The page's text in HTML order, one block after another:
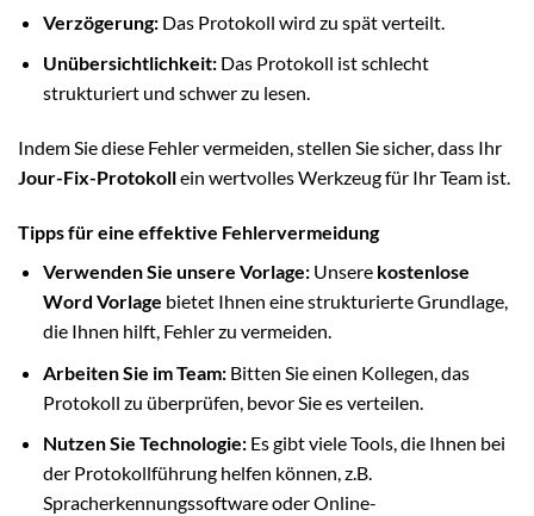
Verzögerung:Das Protokoll wird zu spät verteilt.
Unübersichtlichkeit:Das Protokoll ist schlecht
strukturiert und schwer zu lesen.
Indem Sie diese Fehler vermeiden, stellen Sie sicher, dass Ihr
Jour-Fix-Protokollein wertvolles Werkzeug für Ihr Team ist.
Tipps für eine effektive Fehlervermeidung
Verwenden Sie unsere Vorlage:Unsere kostenlose
Word Vorlage bietet Ihnen eine strukturierte Grundlage,
die Ihnen hilft, Fehler zu vermeiden.
Arbeiten Sie im Team:Bitten Sie einen Kollegen, das
Protokoll zu überprüfen, bevor Sie es verteilen.
Nutzen Sie Technologie:Es gibt viele Tools, die Ihnen bei
der Protokollführung helfen können, z.B.
Spracherkennungssoftware oder Online-